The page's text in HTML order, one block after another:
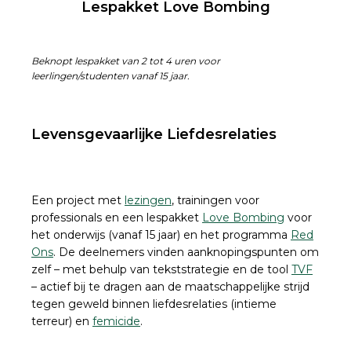
Lespakket Love Bombing
Beknopt lespakket van 2 tot 4 uren voor
leerlingen/studenten vanaf 15 jaar.
Levensgevaarlijke Liefdesrelaties
Een project met lezingen, trainingen voor
professionals en een lespakket Love Bombing voor
het onderwijs (vanaf 15 jaar) en het programma Red
Ons. De deelnemers vinden aanknopingspunten om
zelf – met behulp van tekststrategie en de tool TVF
– actief bij te dragen aan de maatschappelijke strijd
tegen geweld binnen liefdesrelaties (intieme
terreur) en femicide.